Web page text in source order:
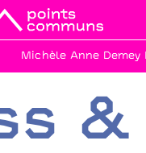
Michèle Anne